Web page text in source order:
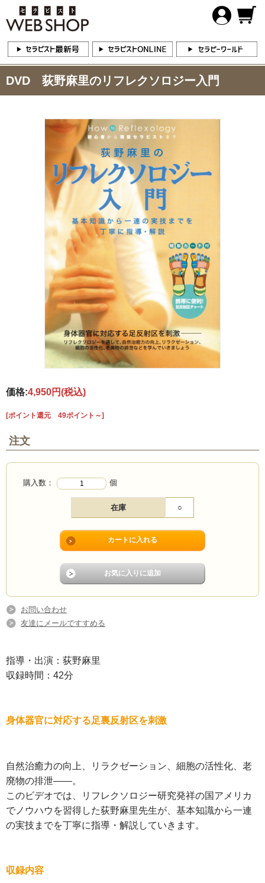
DVD 荻野麻里のリフレクソロジー入門
価格:4,950円(税込)
[ポイント還元 49ポイント～]
注文
購入数： 個
在庫 ○
お問い合わせ
友達にメールですすめる
指導・出演：荻野麻里
収録時間：42分
身体器官に対応する足裏反射区を刺激
自然治癒力の向上、リラクゼーション、細胞の活性化、老
廃物の排泄――。
このビデオでは、リフレクソロジー研究発祥の国アメリカ
でノウハウを習得した荻野麻里先生が、基本知識から一連
の実技までを丁寧に指導・解説していきます。
収録内容